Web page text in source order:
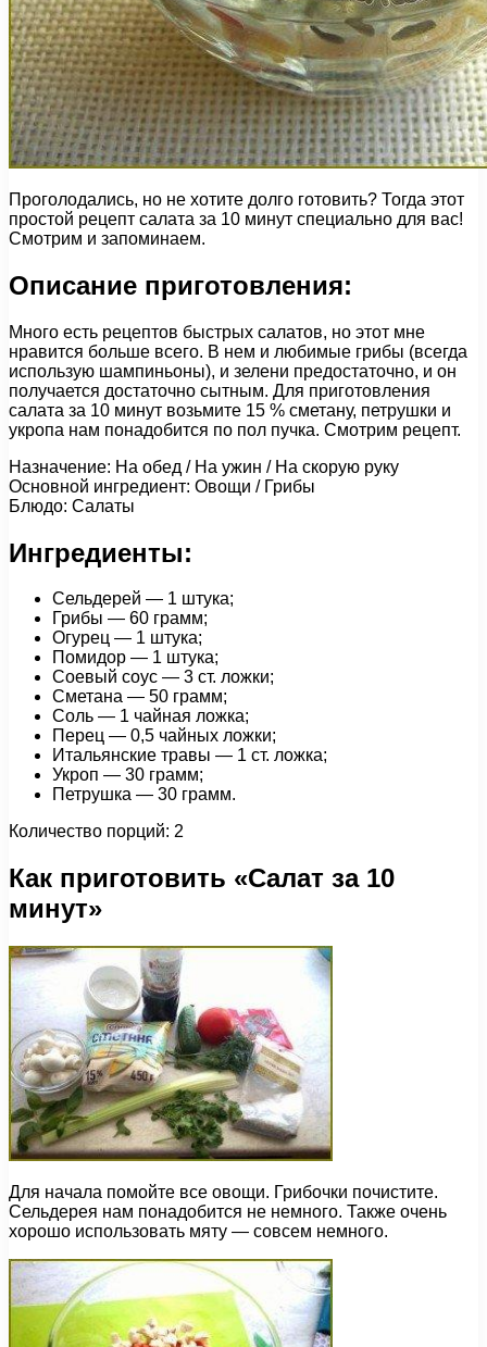
Проголодались, но не хотите долго готовить? Тогда этот
простой рецепт салата за 10 минут специально для вас!
Смотрим и запоминаем.
Описание приготовления:
Много есть рецептов быстрых салатов, но этот мне
нравится больше всего. В нем и любимые грибы (всегда
использую шампиньоны), и зелени предостаточно, и он
получается достаточно сытным. Для приготовления
салата за 10 минут возьмите 15 % сметану, петрушки и
укропа нам понадобится по пол пучка. Смотрим рецепт.
Назначение: На обед / На ужин / На скорую руку
Основной ингредиент: Овощи / Грибы
Блюдо: Салаты
Ингредиенты:
Сельдерей — 1 штука;
Грибы — 60 грамм;
Огурец — 1 штука;
Помидор — 1 штука;
Соевый соус — 3 ст. ложки;
Сметана — 50 грамм;
Соль — 1 чайная ложка;
Перец — 0,5 чайных ложки;
Итальянские травы — 1 ст. ложка;
Укроп — 30 грамм;
Петрушка — 30 грамм.
Количество порций: 2
Как приготовить «Салат за 10
минут»
Для начала помойте все овощи. Грибочки почистите.
Сельдерея нам понадобится не немного. Также очень
хорошо использовать мяту — совсем немного.